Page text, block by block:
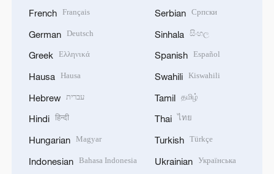
French Français
German Deutsch
Greek Ελληνικά
Hausa Hausa
Hebrew עברית
Hindi हिन्दी
Hungarian Magyar
Indonesian Bahasa Indonesia
Serbian Српски
Sinhala සිංහල
Spanish Español
Swahili Kiswahili
Tamil தமிழ்
Thai ไทย
Turkish Türkçe
Ukrainian Українська